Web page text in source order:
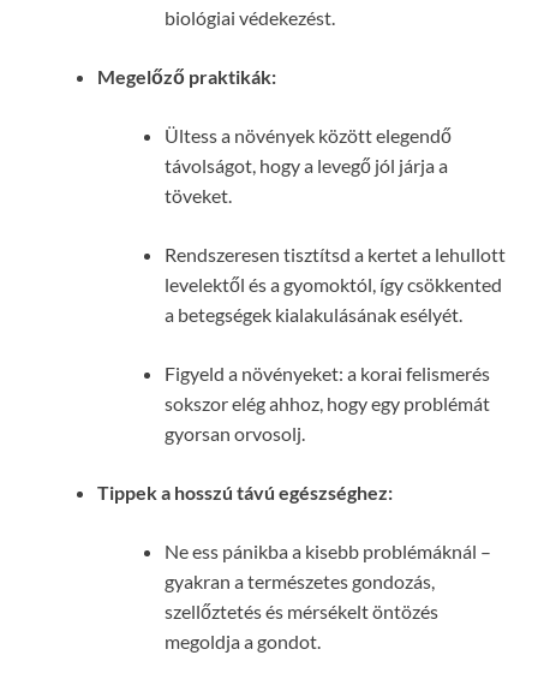
biológiai védekezést.
Megelőző praktikák:
Ültess a növények között elegendő
távolságot, hogy a levegő jól járja a
töveket.
Rendszeresen tisztítsd a kertet a lehullott
levelektől és a gyomoktól, így csökkented
a betegségek kialakulásának esélyét.
Figyeld a növényeket: a korai felismerés
sokszor elég ahhoz, hogy egy problémát
gyorsan orvosolj.
Tippek a hosszú távú egészséghez:
Ne ess pánikba a kisebb problémáknál –
gyakran a természetes gondozás,
szellőztetés és mérsékelt öntözés
megoldja a gondot.